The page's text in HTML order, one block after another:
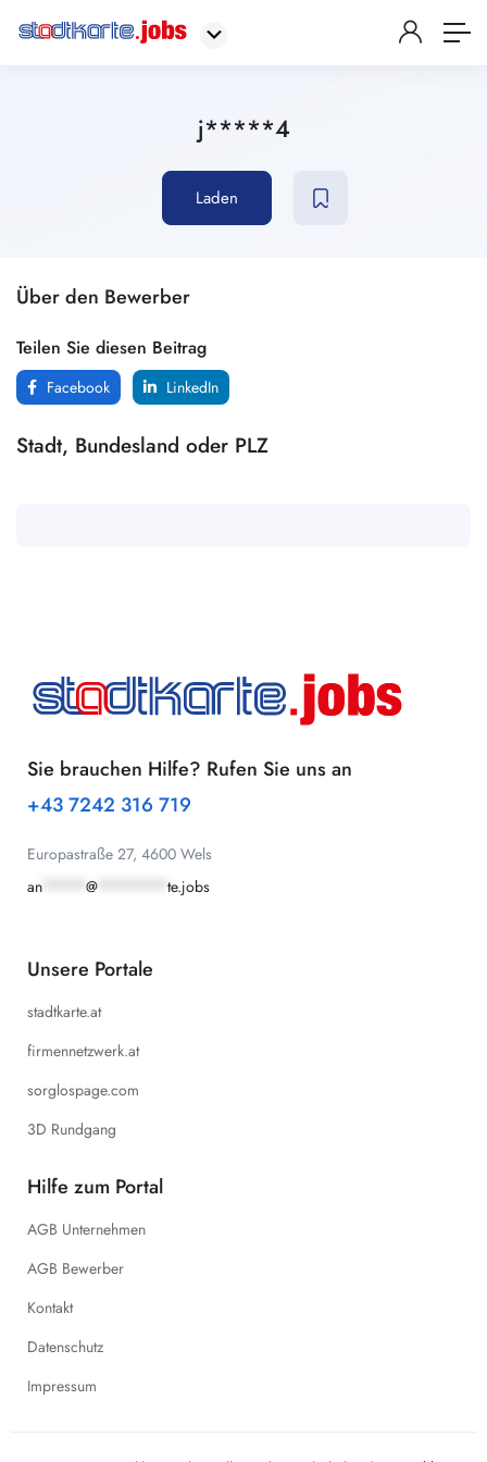
j*****4
Laden
Über den Bewerber
Teilen Sie diesen Beitrag
Facebook LinkedIn
Stadt, Bundesland oder PLZ
Sie brauchen Hilfe? Rufen Sie uns an
+43 7242 316 719
Europastraße 27, 4600 Wels
an
@ te.jobs
Unsere Portale
stadtkarte.at
firmennetzwerk.at
sorglospage.com
3D Rundgang
Hilfe zum Portal
AGB Unternehmen
AGB Bewerber
Kontakt
Datenschutz
Impressum